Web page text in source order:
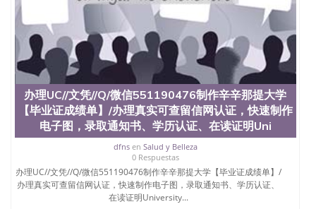
6、客户确认收到结果，付余款。 我们对海外大学及
学院的毕业证成绩单所使用的材料，尺寸大小，防伪
结构（包括：水印，阴影底纹，钢印LOGO烫金烫
银，LOGO烫金烫银复合重叠。 文字图案浮雕，激光
镭射，紫外荧光，温感，复印防伪）都有原版本文凭
对照。质量得到了广大海外客户群体的认可，同时和
海外学校留学中介， 同时能做到与时俱进，及时掌握
各大院校的（毕业证，成绩单，资格证，学生卡，结
业证，录取通知书，在读证明等相关材料）的版本更
新信息， 能够在时间掌握的海外学历文凭的样版，尺
寸大小，纸张材质，防伪技术等等，并在时间收集到
原版实物，以求达到客户的需求。 我们的优势： 我
们在保证合理定价的同时，坚持较高性价比，通过品
质和效率不断优化，为您倾情诠释什么是高性价比。
咨询顾问：Sam q/微信:551190476 Q/微
办理UC//文凭//Q/微信551190476制作辛辛那提大学
【毕业证成绩单】/办理真实可查留信网认证，快速制作
电子图，录取通知书、学历认证、在读证明Uni
dfnsen Salud y Belleza
0 Respuestas
办理UC//文凭//Q/微信551190476制作辛辛那提大学【毕业证成绩单】/
办理真实可查留信网认证，快速制作电子图，录取通知书、学历认证、
在读证明University...